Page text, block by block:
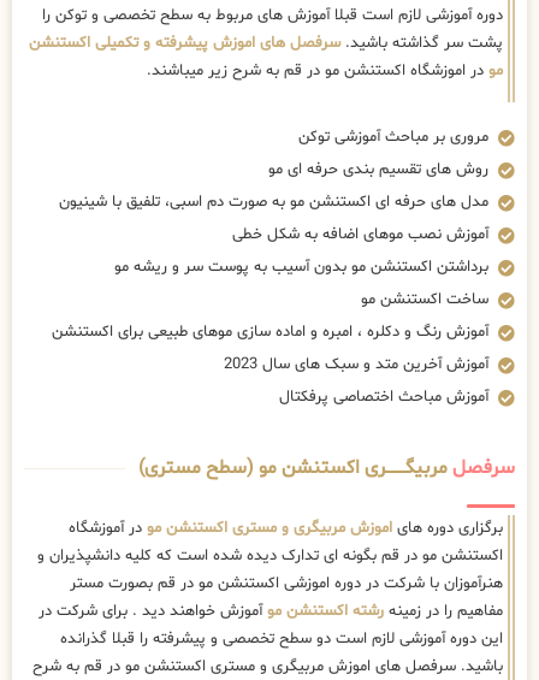
دوره آموزشی لازم است قبلا آموزش های مربوط به سطح تخصصی و توکن را
پشت سر گذاشته باشید.سرفصل های اموزش پیشرفته و تکمیلی اکستنشن
مو در اموزشگاه اکستنشن مو در قم به شرح زیر میباشند.
مروری بر مباحث آموزشی توکن
روش های تقسیم بندی حرفه ای مو
مدل های حرفه ای اکستنشن مو به صورت دم اسبی، تلفیق با شینیون
آموزش نصب موهای اضافه به شکل خطی
برداشتن اکستنشن مو بدون آسیب به پوست سر و ریشه مو
ساخت اکستنشن مو
آموزش رنگ و دکلره ، امبره و اماده سازی موهای طبیعی برای اکستنشن
آموزش آخرین متد و سبک های سال 2023
آموزش مباحث اختصاصی پرفکتال
سرفصلمربیگــــــــری اکستنشن مو (سطح مستری)
برگزاری دوره های اموزش مربیگری و مستری اکستنشن مو در آموزشگاه
اکستنشن مو در قم بگونه ای تدارک دیده شده است که کلیه دانشپذیران و
هنرآموزان با شرکت در دوره اموزشی اکستنشن مو در قم بصورت مستر
مفاهیم را در زمینه رشته اکستنشن موآموزش خواهند دید . برای شرکت در
این دوره آموزشی لازم است دو سطح تخصصی و پیشرفته را قبلا گذرانده
باشید. سرفصل های اموزش مربیگری و مستری اکستنشن مو در قم به شرح